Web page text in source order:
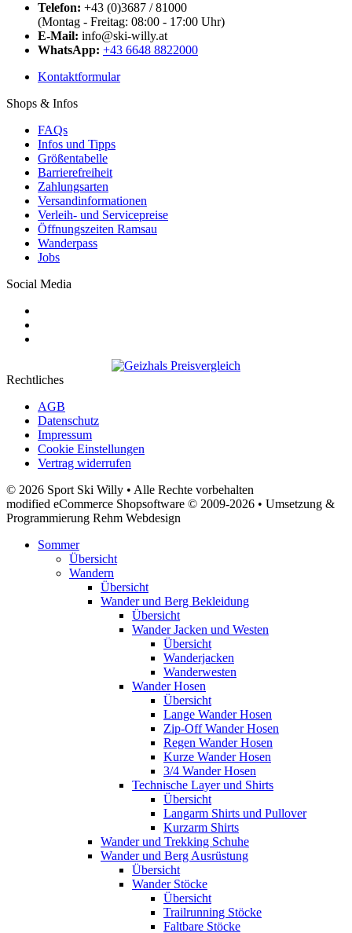
Telefon: +43 (0)3687 / 81000
(Montag - Freitag: 08:00 - 17:00 Uhr)
E-Mail: info@ski-willy.at
WhatsApp: +43 6648 8822000
Kontaktformular
Shops & Infos
FAQs
Infos und Tipps
Größentabelle
Barrierefreiheit
Zahlungsarten
Versandinformationen
Verleih- und Servicepreise
Öffnungszeiten Ramsau
Wanderpass
Jobs
Social Media
Rechtliches
AGB
Datenschutz
Impressum
Cookie Einstellungen
Vertrag widerrufen
© 2026 Sport Ski Willy • Alle Rechte vorbehalten
modified eCommerce Shopsoftware © 2009-2026 • Umsetzung &
Programmierung Rehm Webdesign
Sommer
Übersicht
Wandern
Übersicht
Wander und Berg Bekleidung
Übersicht
Wander Jacken und Westen
Übersicht
Wanderjacken
Wanderwesten
Wander Hosen
Übersicht
Lange Wander Hosen
Zip-Off Wander Hosen
Regen Wander Hosen
Kurze Wander Hosen
3/4 Wander Hosen
Technische Layer und Shirts
Übersicht
Langarm Shirts und Pullover
Kurzarm Shirts
Wander und Trekking Schuhe
Wander und Berg Ausrüstung
Übersicht
Wander Stöcke
Übersicht
Trailrunning Stöcke
Faltbare Stöcke